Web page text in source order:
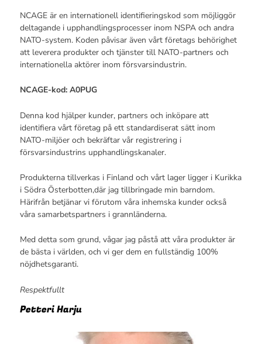
NCAGE är en internationell identifieringskod som möjliggör
deltagande i upphandlingsprocesser inom NSPA och andra
NATO-system. Koden påvisar även vårt företags behörighet
att leverera produkter och tjänster till NATO-partners och
internationella aktörer inom försvarsindustrin.
NCAGE-kod: A0PUG
Denna kod hjälper kunder, partners och inköpare att
identifiera vårt företag på ett standardiserat sätt inom
NATO-miljöer och bekräftar vår registrering i
försvarsindustrins upphandlingskanaler.
Produkterna tillverkas i Finland och vårt lager ligger i Kurikka
i Södra Österbotten,där jag tillbringade min barndom.
Härifrån betjänar vi förutom våra inhemska kunder också
våra samarbetspartners i grannländerna.
Med detta som grund, vågar jag påstå att våra produkter är
de bästa i världen, och vi ger dem en fullständig 100%
nöjdhetsgaranti.
Respektfullt
Petteri Harju